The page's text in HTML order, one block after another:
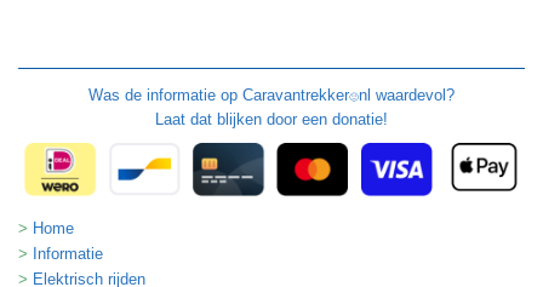
Was de informatie op Caravantrekker🙂nl waardevol?
Laat dat blijken door een donatie!
Home
Informatie
Elektrisch rijden